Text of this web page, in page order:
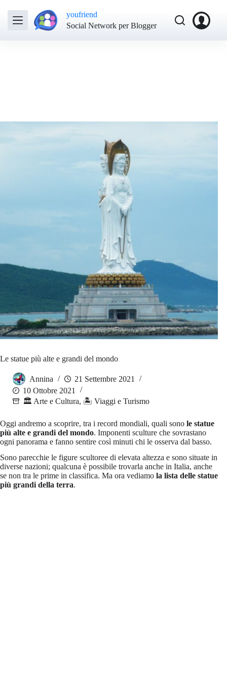
youfriend
Social Network per Blogger
Le statue più alte e grandi del mondo
Annina
21 Settembre 2021
10 Ottobre 2021
🏛️ Arte e Cultura, 🏝️ Viaggi e Turismo
Oggi andremo a scoprire, tra i record mondiali, quali sono le statue
più alte e grandi del mondo. Imponenti sculture che sovrastano
ogni panorama e fanno sentire così minuti chi le osserva dal basso.
Sono parecchie le figure scultoree di elevata altezza e sono situate in
diverse nazioni; qualcuna è possibile trovarla anche in Italia, anche
se non tra le prime in classifica. Ma ora vediamo la lista delle statue
più grandi della terra.